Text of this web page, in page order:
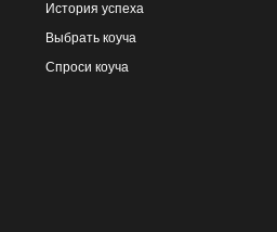
История успеха
Выбрать коуча
Спроси коуча